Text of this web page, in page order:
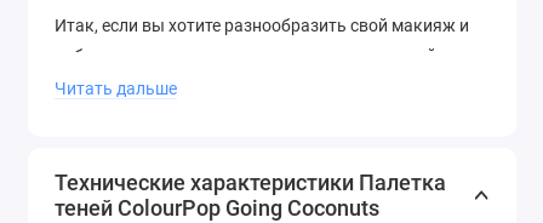
Итак, если вы хотите разнообразить свой макияж и
добавить в него ярких красок, то палетка теней
ColourPop “Going Coconuts” - это именно то, что вам
Читать дальше
Технические характеристики Палетка
теней ColourPop Going Coconuts